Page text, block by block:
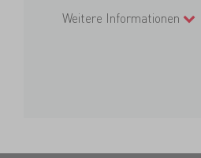
Weitere Informationen